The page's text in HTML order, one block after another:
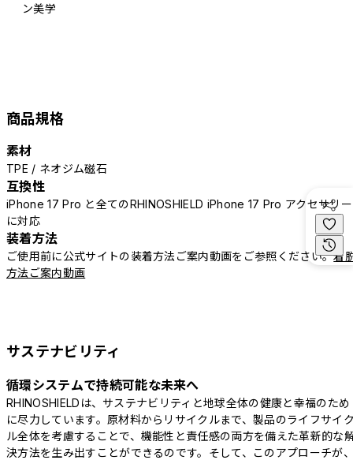
ン美学
商品規格
素材
TPE / ネオジム磁石
互換性
iPhone 17 Pro と全てのRHINOSHIELD iPhone 17 Pro アクセサリー
に対応
装着方法
ご使用前に公式サイトの装着方法ご案内動画をご参照ください。着
方法ご案内動画
サステナビリティ
循環システムで持続可能な未来へ
RHINOSHIELDは、サステナビリティと地球全体の健康と幸福のため
に尽力しています。原材料からリサイクルまで、製品のライフサイ
ル全体を考慮することで、機能性と責任感の両方を備えた革新的な
決方法を生み出すことができるのです。そして、このアプローチが